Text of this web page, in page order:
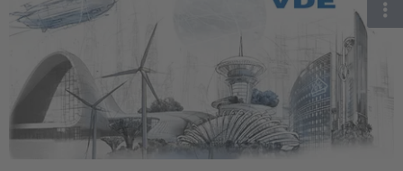
AI & Digital Trust
Health
Mobility